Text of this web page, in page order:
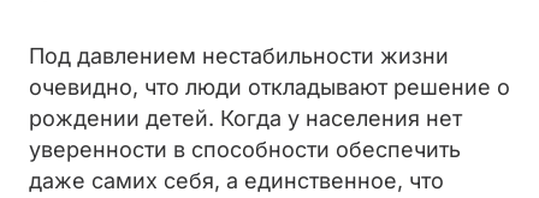
Под давлением нестабильности жизни
очевидно, что люди откладывают решение о
рождении детей. Когда у населения нет
уверенности в способности обеспечить
даже самих себя, а единственное, что